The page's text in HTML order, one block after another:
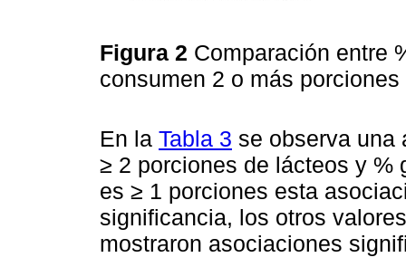
Figura 2 Comparación entre
consumen 2 o más
En la Tabla 3 se observa una
≥ 2 porciones de lácteos y %
es ≥ 1 porciones esta
significancia, los otros
mostraron asociaciones